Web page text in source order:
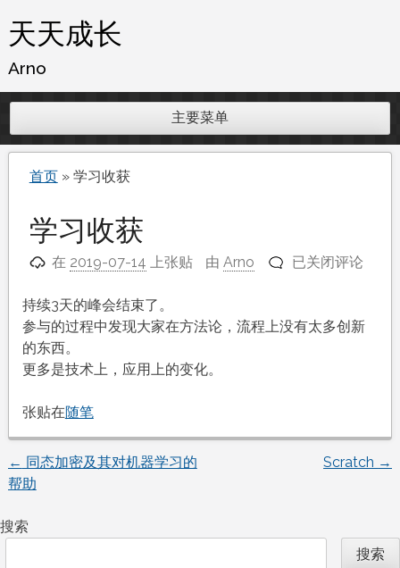
跳
至
内
天天成长
Arno
主要菜单
首页» 学习收获
学习收获
在 2019-07-14 上张贴 由Arno
学
获
已关闭评论
持续3天的峰会结束了。
参与的过程中发现大家在方法论，流程上没有太多创新
的东西。
更多是技术上，应用上的变化。
张贴在随笔
文
章
← 同态加密及其对机器学习的
帮助
Scratch →
搜索
搜索